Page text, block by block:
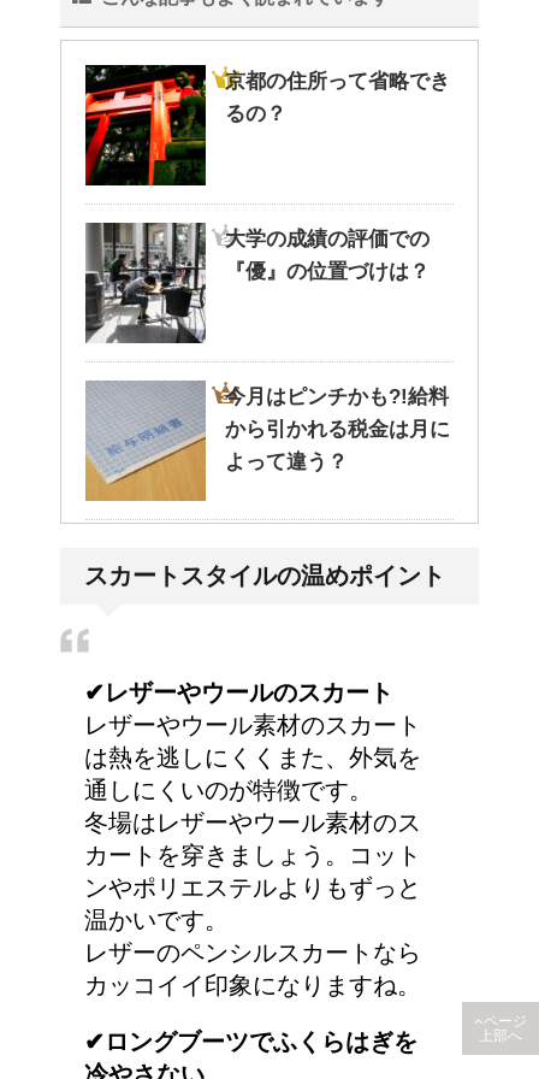
京都の住所って省略でき
るの？
大学の成績の評価での
『優』の位置づけは？
今月はピンチかも?!給料
から引かれる税金は月に
よって違う？
の違和感の原因は「肩こ
猫のゴロゴロ音、急に言
わなくなった理由は何？
副交感神経が優位だと、
気管支はどうなるの？
スカートスタイルの温めポイント
✔︎レザーやウールのスカート
レザーやウール素材のスカート
は熱を逃しにくくまた、外気を
通しにくいのが特徴です。
冬場はレザーやウール素材のス
カートを穿きましょう。コット
ンやポリエステルよりもずっと
温かいです。
レザーのペンシルスカートなら
カッコイイ印象になりますね。
✔︎ロングブーツでふくらはぎを
ページ
上部へ